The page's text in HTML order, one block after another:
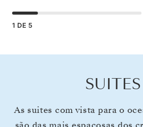
1 DE 5
SUITES
As suites com vista para o